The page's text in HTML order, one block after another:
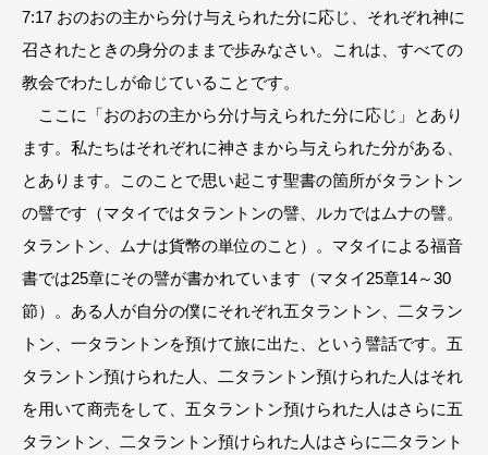
7:17 おのおの主から分け与えられた分に応じ、それぞれ神に
召されたときの身分のままで歩みなさい。これは、すべての
教会でわたしが命じていることです。
ここに「おのおの主から分け与えられた分に応じ」とあり
ます。私たちはそれぞれに神さまから与えられた分がある、
とあります。このことで思い起こす聖書の箇所がタラントン
の譬です（マタイではタラントンの譬、ルカではムナの譬。
タラントン、ムナは貨幣の単位のこと）。マタイによる福音
書では25章にその譬が書かれています（マタイ25章14～30
節）。ある人が自分の僕にそれぞれ五タラントン、二タラン
トン、一タラントンを預けて旅に出た、という譬話です。五
タラントン預けられた人、二タラントン預けられた人はそれ
を用いて商売をして、五タラントン預けられた人はさらに五
タラントン、二タラントン預けられた人はさらに二タラント